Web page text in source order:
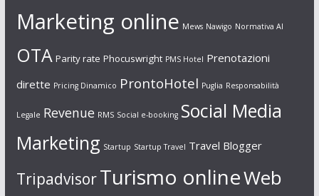
Marketing online Mews Nawigo Normativa AI
OTA Parity rate Phocuswright PMS Hotel Prenotazioni
dirette Pricing Dinamico ProntoHotel Puglia Responsabilità
Legale Revenue RMS Social e-booking Social Media
Marketing Startup Startup Travel Travel Blogger
TripadvisorTurismo onlineWeb